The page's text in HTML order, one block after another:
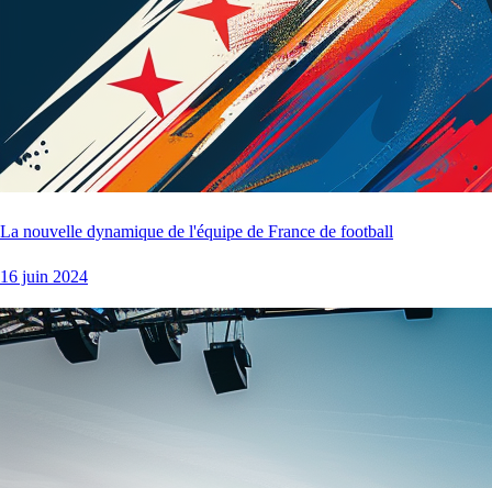
La nouvelle dynamique de l'équipe de France de football
16 juin 2024